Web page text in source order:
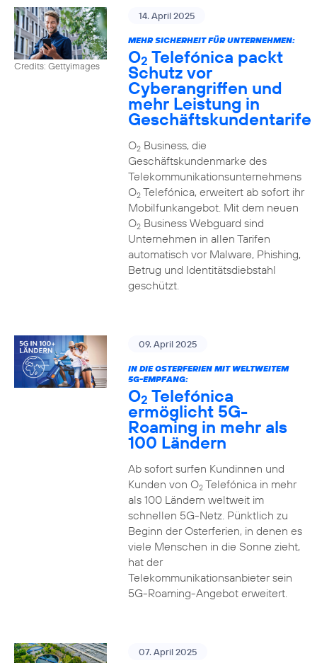
Credits: Gettyimages
14. April 2025
MEHR SICHERHEIT FÜR UNTERNEHMEN:
O2 Telefónica packt
Schutz vor
Cyberangriffen und
mehr Leistung in
Geschäftskundentarife
O2Business, die
Geschäftskundenmarke des
Telekommunikationsunternehmens
O2Telefónica, erweitert ab sofort ihr
Mobilfunkangebot. Mit dem neuen
O2Business Webguard sind
Unternehmen in allen Tarifen
automatisch vor Malware, Phishing,
Betrug und Identitätsdiebstahl
geschützt.
09. April 2025
IN DIE OSTERFERIEN MIT WELTWEITEM
5G-EMPFANG:
O2 Telefónica
ermöglicht 5G-
Roaming in mehr als
100 Ländern
Ab sofort surfen Kundinnen und
Kunden von O2Telefónica in mehr
als 100 Ländern weltweit im
schnellen 5G-Netz. Pünktlich zu
Beginn der Osterferien, in denen es
viele Menschen in die Sonne zieht,
hat der
Telekommunikationsanbieter sein
5G-Roaming-Angebot erweitert.
07. April 2025